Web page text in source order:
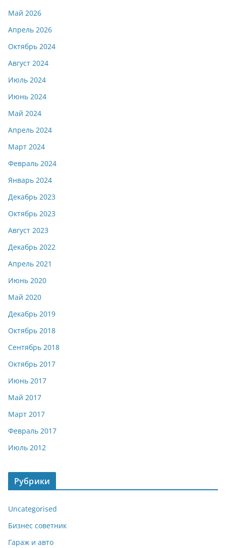
Май 2026
Апрель 2026
Октябрь 2024
Август 2024
Июль 2024
Июнь 2024
Май 2024
Апрель 2024
Март 2024
Февраль 2024
Январь 2024
Декабрь 2023
Октябрь 2023
Август 2023
Декабрь 2022
Апрель 2021
Июнь 2020
Май 2020
Декабрь 2019
Октябрь 2018
Сентябрь 2018
Октябрь 2017
Июнь 2017
Май 2017
Март 2017
Февраль 2017
Июль 2012
Рубрики
Uncategorised
Бизнес советник
Гараж и авто